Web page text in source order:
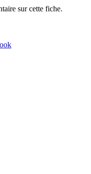
sur cette fiche.